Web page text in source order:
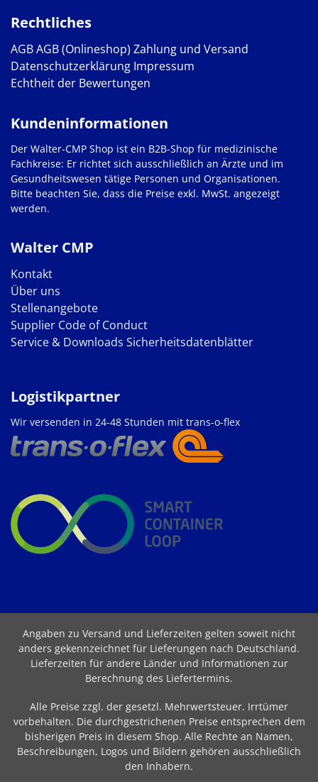
Rechtliches
AGBAGB (Onlineshop) Zahlung und Versand
Datenschutzerklärung Impressum
Echtheit der Bewertungen
Walter CMP
Kontakt
Über uns
Stellenangebote
Supplier Code of Conduct
Service & Downloads Sicherheitsdatenblätter
Kundeninformationen
Der Walter-CMP Shop ist ein B2B-Shop für medizinische
Fachkreise: Er richtet sich ausschließlich an Ärzte und im
Gesundheitswesen tätige Personen und Organisationen.
Bitte beachten Sie, dass die Preise exkl. MwSt. angezeigt
werden.
Logistikpartner
Wir versenden in 24-48 Stunden mit trans-o-flex
Angaben zu Versand und Lieferzeiten gelten soweit nicht
anders gekennzeichnet für Lieferungen nach Deutschland.
Lieferzeiten für andere Länder und Informationen zur
Berechnung des Liefertermins.
Alle Preise zzgl. der gesetzl. Mehrwertsteuer. Irrtümer
vorbehalten. Die durchgestrichenen Preise entsprechen dem
bisherigen Preis in diesem Shop. Alle Rechte an Namen,
Beschreibungen, Logos und Bildern gehören ausschließlich
den Inhabern.